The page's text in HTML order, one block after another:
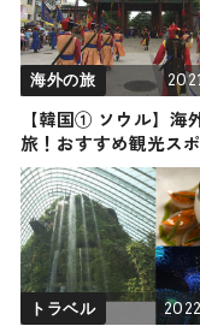
海外の旅
【韓国① ソウル】海
旅！おすすめ観光ス
グルメをリポート
トラベル